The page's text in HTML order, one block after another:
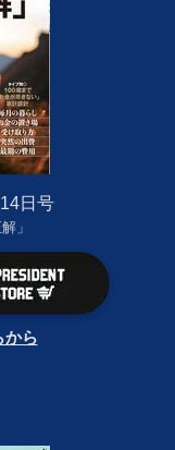
日号
」
から